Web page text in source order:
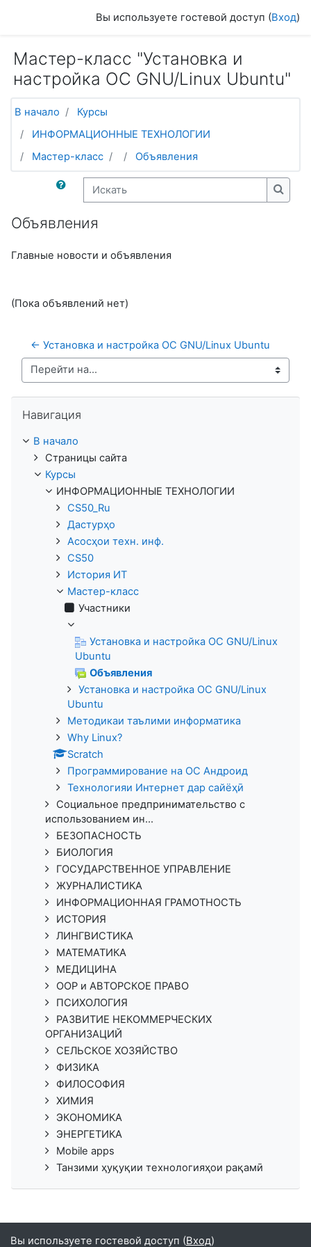
Вы используете гостевой доступ (Вход)
Мастер-класс "Установка и
настройка ОС GNU/Linux Ubuntu"
В начало
Курсы
ИНФОРМАЦИОННЫЕ ТЕХНОЛОГИИ
Мастер-класс
Объявления
Искать
Объявления
Главные новости и объявления
(Пока объявлений нет)
← Установка и настройка ОС GNU/Linux Ubuntu
Перейти на...
Навигация
В начало
Страницы сайта
Курсы
ИНФОРМАЦИОННЫЕ ТЕХНОЛОГИИ
CS50_Ru
Дастурҳо
Асосҳои техн. инф.
CS50
История ИТ
Мастер-класс
Участники
Установка и настройка ОС GNU/Linux
Ubuntu
Объявления
Установка и настройка ОС GNU/Linux
Ubuntu
Методикаи таълими информатика
Why Linux?
Scratch
Программирование на ОС Андроид
Технологияи Интернет дар сайёҳӣ
Социальное предпринимательство с
использованием ин...
БЕЗОПАСНОСТЬ
БИОЛОГИЯ
ГОСУДАРСТВЕННОЕ УПРАВЛЕНИЕ
ЖУРНАЛИСТИКА
ИНФОРМАЦИОННАЯ ГРАМОТНОСТЬ
ИСТОРИЯ
ЛИНГВИСТИКА
МАТЕМАТИКА
МЕДИЦИНА
ООР и АВТОРСКОЕ ПРАВО
ПСИХОЛОГИЯ
РАЗВИТИЕ НЕКОММЕРЧЕСКИХ
ОРГАНИЗАЦИЙ
СЕЛЬСКОЕ ХОЗЯЙСТВО
ФИЗИКА
ФИЛОСОФИЯ
ХИМИЯ
ЭКОНОМИКА
ЭНЕРГЕТИКА
Mobile apps
Танзими ҳуқуқии технологияҳои рақамӣ
Вы используете гостевой доступ (Вход)